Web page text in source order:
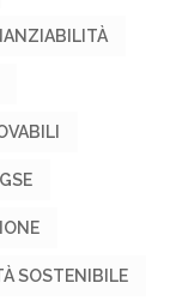
GSE
SOSTENIBILE